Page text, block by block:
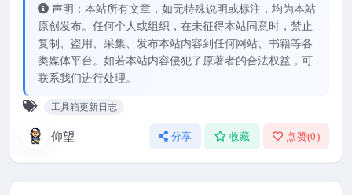
声明：本站所有文章，如无特殊说明或标注，均为本站
原创发布。任何个人或组织，在未征得本站同意时，禁止
复制、盗用、采集、发布本站内容到任何网站、书籍等各
类媒体平台。如若本站内容侵犯了原著者的合法权益，可
联系我们进行处理。
工具箱更新日志
仰望 分享 收藏 点赞(0)